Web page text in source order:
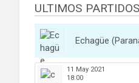
ULTIMOS PARTIDOS
Echagüe
11 May 2021
18:00